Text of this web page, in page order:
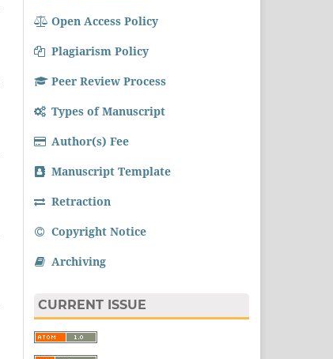
Open Access Policy
Plagiarism Policy
Peer Review Process
Types of Manuscript
Author(s) Fee
Manuscript Template
Retraction
Copyright Notice
Archiving
CURRENT ISSUE